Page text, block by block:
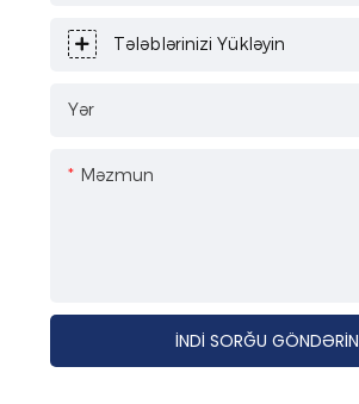
Tələblərinizi Yükləyin
Yər
Məzmun
İNDI SORĞU GÖNDƏRIN